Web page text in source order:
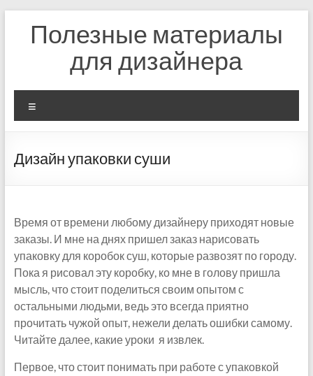
содержимому
Полезные материалы
для дизайнера
Дизайн упаковки суши
Время от времени любому дизайнеру приходят новые
заказы. И мне на днях пришел заказ нарисовать
упаковку для коробок суш, которые развозят по городу.
Пока я рисовал эту коробку, ко мне в голову пришла
мысль, что стоит поделиться своим опытом с
остальными людьми, ведь это всегда приятно
прочитать чужой опыт, нежели делать ошибки самому.
Читайте далее, какие уроки я извлек.
Первое, что стоит понимать при работе с упаковкой